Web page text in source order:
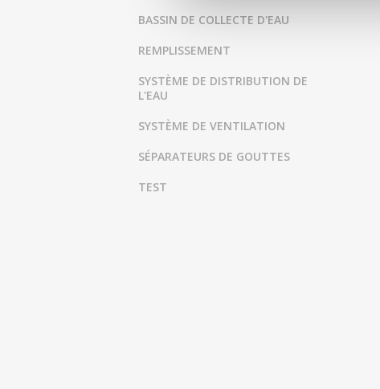
BASSIN DE COLLECTE D'EAU
REMPLISSEMENT
SYSTÈME DE DISTRIBUTION DE
L'EAU
SYSTÈME DE VENTILATION
SÉPARATEURS DE GOUTTES
TEST